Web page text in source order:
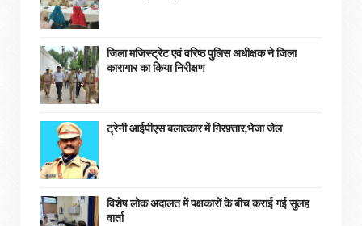
जिला मजिस्ट्रेट एवं वरिष्ठ पुलिस अधीक्षक ने जिला
कारागार का किया निरीक्षण
ट्रेनी आईपीएस बलात्कार में गिरफ़्तार,भेजा जेल
विशेष लोक अदालत में पक्षकारों के बीच कराई गई सुलह
वार्ता